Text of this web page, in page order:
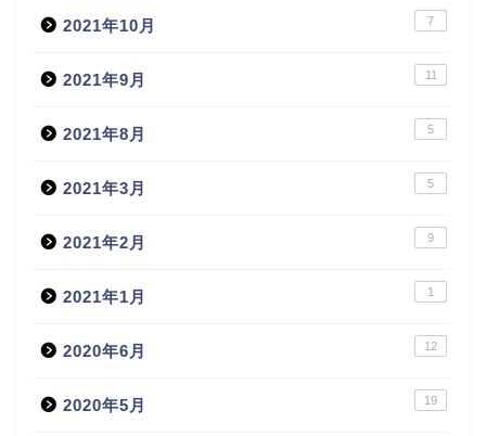
2021年10月 7
2021年9月 11
2021年8月 5
2021年3月 5
2021年2月 9
2021年1月 1
2020年6月 12
2020年5月 19